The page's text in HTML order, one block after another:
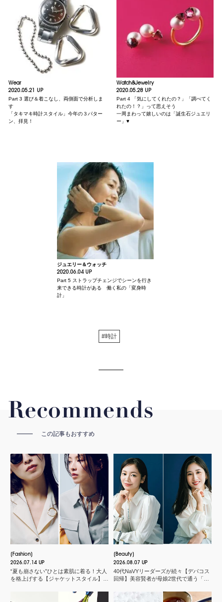
Wear
2020.05.21 UP
Part 3 選び＆着こなし、両側面で分析しま
す
「タキマキ時計スタイル」今年の３パター
ン、拝見！
Watch&Jewelry
2020.05.28 UP
Part 4 「気にしてくれたの？」「調べてく
れたの！？」って思えそう
一周まわって嬉しいのは「誕生石ジュエリ
ー」♥
ジュエリー＆ウォッチ
2020.06.04 UP
Part 5 ストラップチェンジでシーンを行き
来できる時計がある 働く私の「変身時
計」
#時計
Recommends
この記事もおすすめ
Fashion
2026.07.14 UP
“夏も崩さない”ひとは素肌に着る！大人
を格上げする【ジャケットスタイル】厳
Beauty
2026.08.07 UP
40代NaVYリーダーズが続々【デパコス
回帰】美容賢者が母娘2世代で通う「化